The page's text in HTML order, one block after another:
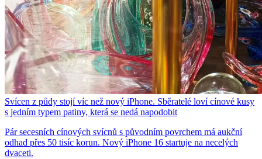
Svícen z půdy stojí víc než nový iPhone. Sběratelé loví cínové kusy
s jedním typem patiny, která se nedá napodobit
Pár secesních cínových svícnů s původním povrchem má aukční
odhad přes 50 tisíc korun. Nový iPhone 16 startuje na necelých
dvaceti.